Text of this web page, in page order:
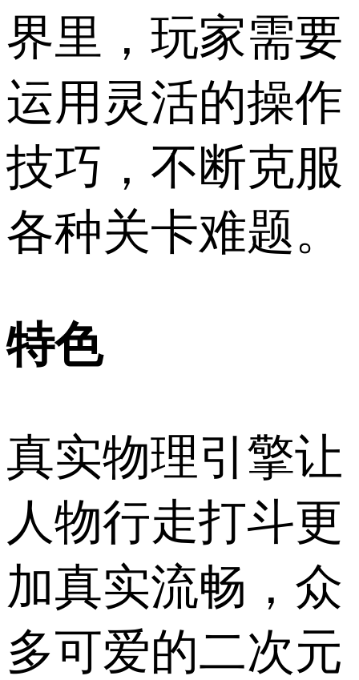
界里，玩家需要
运用灵活的操作
技巧，不断克服
各种关卡难题。
特色
真实物理引擎让
人物行走打斗更
加真实流畅，众
多可爱的二次元